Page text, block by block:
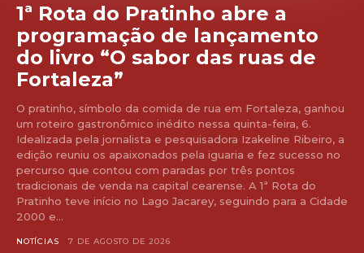
1ª Rota do Pratinho abre a
programação de lançamento
do livro “O sabor das ruas de
Fortaleza”
O pratinho, símbolo da comida de rua em Fortaleza, ganhou
um roteiro gastronômico inédito nessa quinta-feira, 6.
Idealizada pela jornalista e pesquisadora Izakeline Ribeiro, a
edição reuniu os apaixonados pela iguaria e fez sucesso no
percurso que contou com paradas por três pontos
tradicionais de venda na capital cearense. A 1ª Rota do
Pratinho teve início no Lago Jacarey, seguindo para a Cidade
2000 e...
NOTÍCIAS 7 DE AGOSTO DE 2026